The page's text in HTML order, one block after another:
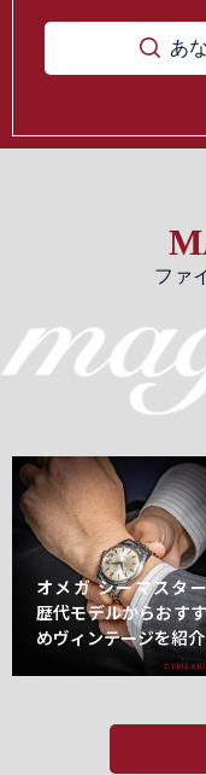
あ
ファ
オメガ シーマスター
歴代モデルからおすす
めヴィンテージを紹介